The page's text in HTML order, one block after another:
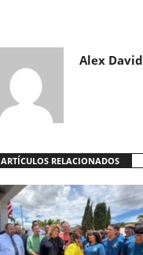
Alex David
ARTÍCULOS RELACIONADOS